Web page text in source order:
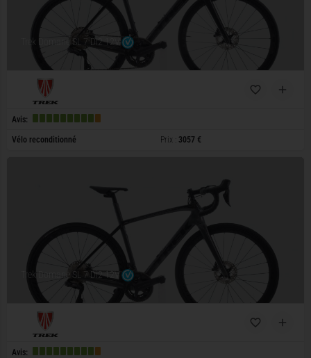
Trek Domane SL 7 Di2 12V
Avis:
Vélo reconditionné Prix : 3057 €
Trek Domane SL 7 Di2 12V
Avis: